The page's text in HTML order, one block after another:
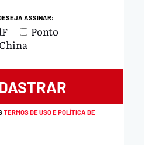
ASSINAR:
Ponto
TERMOS DE USO E POLÍTICA DE